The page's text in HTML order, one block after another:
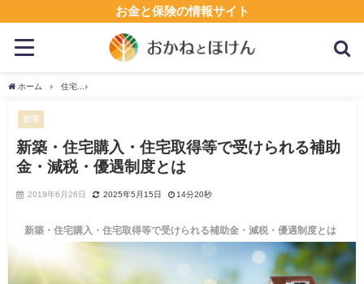
お金と保険の情報サイト
ホーム 住宅
住宅
新築・住宅購入・住宅取得等で受けられる補助
金・減税・優遇制度とは
2019年6月26日 2025年5月15日 14分20秒
新築・住宅購入・住宅取得等で受けられる補助金・減税・優遇制度とは